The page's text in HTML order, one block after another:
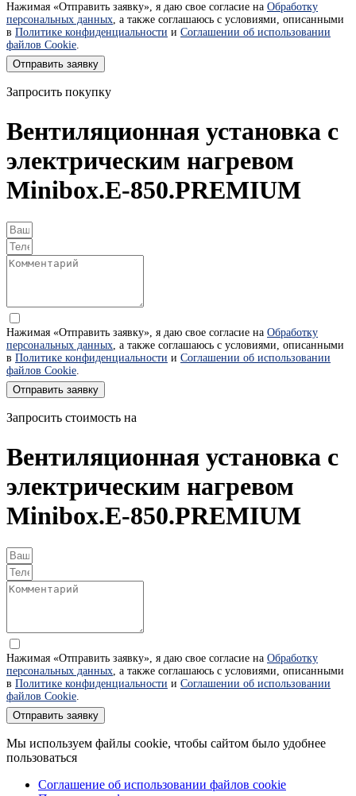
Нажимая «Отправить заявку», я даю свое согласие на Обработку
персональных данных, а также соглашаюсь с условиями, описанными
в Политике конфиденциальности и Соглашении об использовании
файлов Cookie.
Отправить заявку
Запросить покупку
Вентиляционная установка с
электрическим нагревом
Minibox.Е-850.PREMIUM
Нажимая «Отправить заявку», я даю свое согласие на Обработку
персональных данных, а также соглашаюсь с условиями, описанными
в Политике конфиденциальности и Соглашении об использовании
файлов Cookie.
Отправить заявку
Запросить стоимость на
Вентиляционная установка с
электрическим нагревом
Minibox.Е-850.PREMIUM
Нажимая «Отправить заявку», я даю свое согласие на Обработку
персональных данных , а также соглашаюсь с условиями, описанными
в Политике конфиденциальности и Соглашении об использовании
файлов Cookie
Отправить заявку
Мы используем файлы cookie, чтобы сайтом было удобнее
пользоваться
Соглашение об использовании файлов cookie